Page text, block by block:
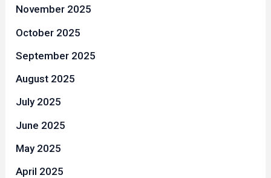
November 2025
October 2025
September 2025
August 2025
July 2025
June 2025
May 2025
April 2025